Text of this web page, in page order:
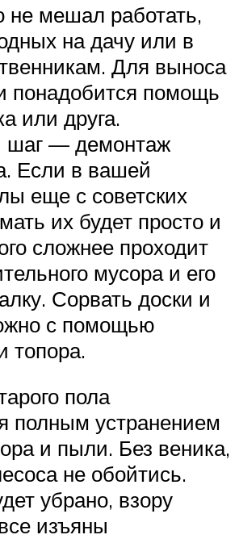
не мешал работать,
на дачу или в
Для выноса
понадобится помощь
или друга.
— демонтаж
Если в вашей
еще с советских
их будет просто и
сложнее проходит
мусора и его
Сорвать доски и
с помощью
топора.
пола
полным устранением
и пыли. Без веника,
не обойтись.
убрано, взору
изъяны